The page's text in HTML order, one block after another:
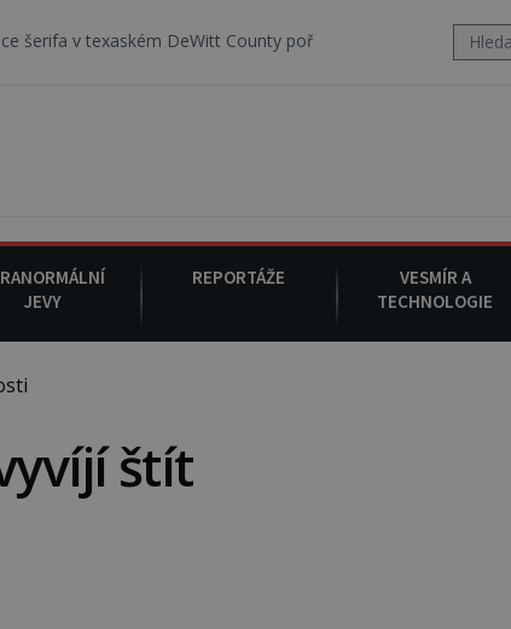
DeWitt County pořizuje video, na kterém před jeho
JEVY
REPORTÁŽE
VESMÍR A
TECHNOLOGIE
štít